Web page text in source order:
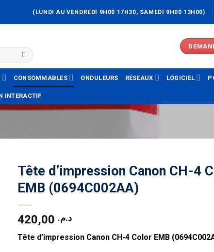
(LUNDI AU VENDREDI 9H00 17H30, SAMEDI 9H00 13H00)
CONSOMMABLES ONDULEURS RÉSEAUX LOGICIEL
INTERACTIF
Tête d’impression Canon CH-4
EMB (0694C002AA)
د.م.
Tête d’impression Canon CH-4 Color EMB